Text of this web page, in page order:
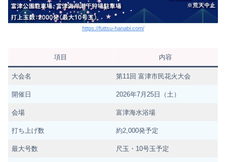
https://futtsu-hanabi.com/
項目 内容
大会名 第11回 富津市民花火大会
開催日 2026年7月25日（土）
会場 富津海水浴場
打ち上げ数 約2,000発予定
最大号数 尺玉・10号玉予定